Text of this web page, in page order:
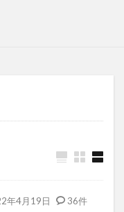
年4月19日 36件